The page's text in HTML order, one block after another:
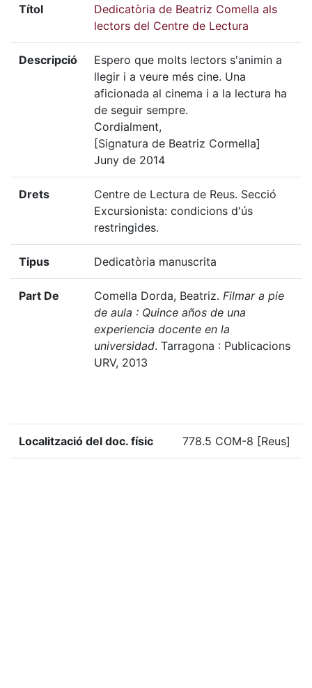
Títol
Dedicatòria de Beatriz Comella als
lectors del Centre de Lectura
Descripció
Espero que molts lectors s'animin a
llegir i a veure més cine. Una
aficionada al cinema i a la lectura ha
de seguir sempre.
Cordialment,
[Signatura de Beatriz Cormella]
Juny de 2014
Drets
Centre de Lectura de Reus. Secció
Excursionista: condicions d'ús
restringides.
Tipus Dedicatòria manuscrita
Part De Comella Dorda, Beatriz. Filmar a pie
de aula : Quince años de una
experiencia docente en la
universidad. Tarragona : Publicacions
URV, 2013
Localització del doc. físic 778.5 COM-8 [Reus]